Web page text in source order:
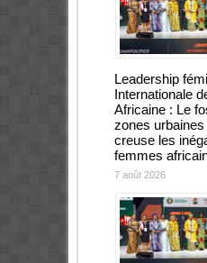
Leadership
Internationale
Africaine : Le
zones
creuse les
femmes
7 août 2026